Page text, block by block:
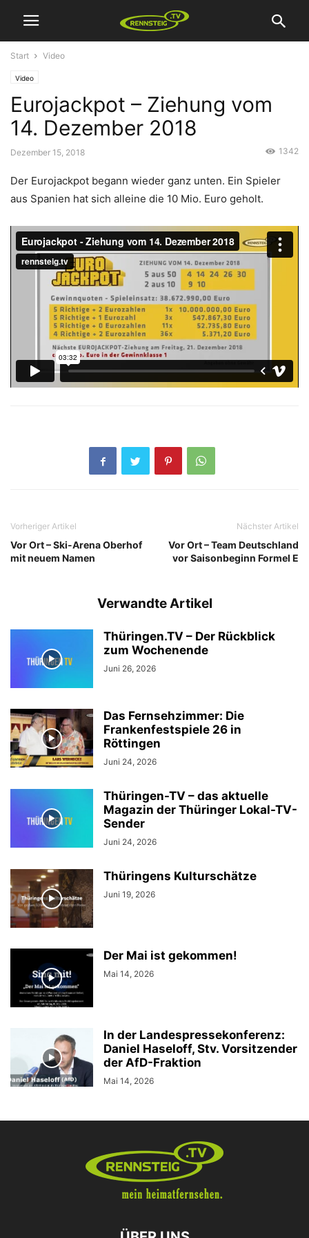
Start Video
Video
Eurojackpot – Ziehung vom
14. Dezember 2018
Dezember 15, 2018 1342
Der Eurojackpot begann wieder ganz unten. Ein Spieler
aus Spanien hat sich alleine die 10 Mio. Euro geholt.
Vorheriger Artikel
Vor Ort – Ski-Arena Oberhof
mit neuem Namen
Nächster Artikel
Vor Ort – Team Deutschland
vor Saisonbeginn Formel E
Verwandte Artikel
Thüringen.TV – Der Rückblick
zum Wochenende
Juni 26, 2026
Das Fernsehzimmer: Die
Frankenfestspiele 26 in
Röttingen
Juni 24, 2026
Thüringen-TV – das aktuelle
Magazin der Thüringer Lokal-TV-
Sender
Juni 24, 2026
Thüringens Kulturschätze
Juni 19, 2026
Der Mai ist gekommen!
Mai 14, 2026
In der Landespressekonferenz:
Daniel Haseloff, Stv. Vorsitzender
der AfD-Fraktion
Mai 14, 2026